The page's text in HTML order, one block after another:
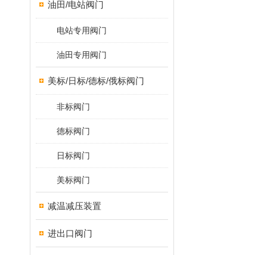
油田/电站阀门
电站专用阀门
油田专用阀门
美标/日标/德标/俄标阀门
非标阀门
德标阀门
日标阀门
美标阀门
减温减压装置
进出口阀门